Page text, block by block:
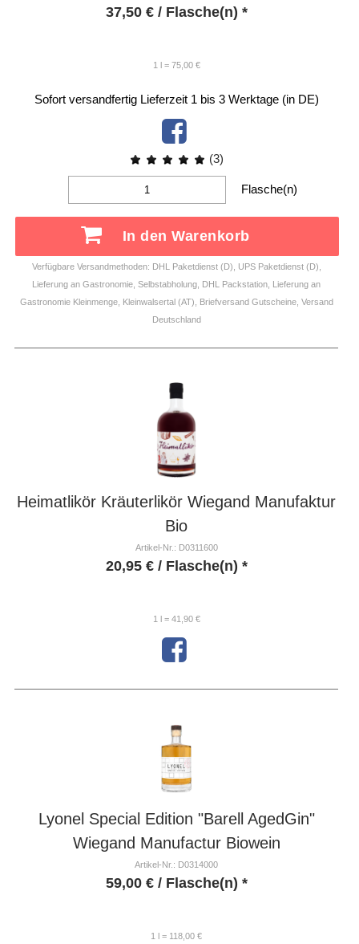
37,50 €/ Flasche(n) *
1 l = 75,00 €
Sofort versandfertig Lieferzeit 1 bis 3 Werktage (in DE)
(3)
Flasche(n)
In den Warenkorb
Verfügbare Versandmethoden: DHL Paketdienst (D), UPS Paketdienst (D),
Lieferung an Gastronomie, Selbstabholung, DHL Packstation, Lieferung an
Gastronomie Kleinmenge, Kleinwalsertal (AT), Briefversand Gutscheine, Versand
Deutschland
Heimatlikör Kräuterlikör Wiegand Manufaktur
Bio
Artikel-Nr.: D0311600
20,95 €/ Flasche(n) *
1 l = 41,90 €
Lyonel Special Edition "Barell AgedGin"
Wiegand Manufactur Biowein
Artikel-Nr.: D0314000
59,00 €/ Flasche(n) *
1 l = 118,00 €